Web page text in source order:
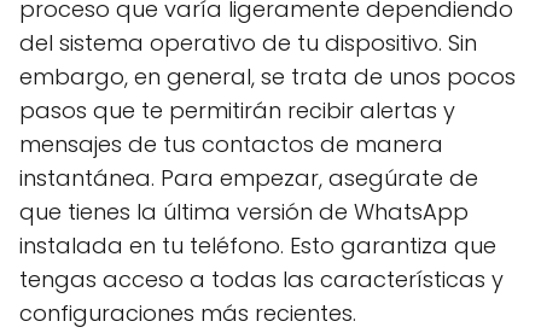
proceso que varía ligeramente dependiendo
del sistema operativo de tu dispositivo. Sin
embargo, en general, se trata de unos pocos
pasos que te permitirán recibir alertas y
mensajes de tus contactos de manera
instantánea. Para empezar, asegúrate de
que tienes la última versión de WhatsApp
instalada en tu teléfono. Esto garantiza que
tengas acceso a todas las características y
configuraciones más recientes.